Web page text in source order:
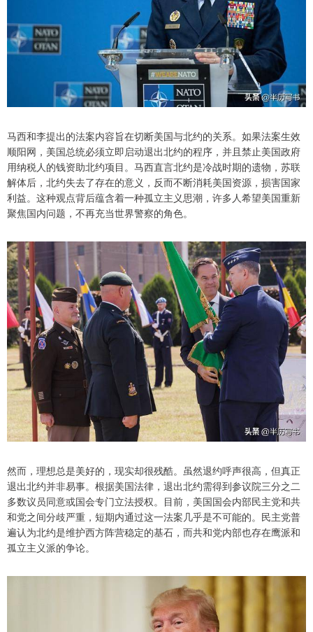
马西和李提出的法案内容旨在切断美国与北约的关系。如果法案生效
顺阳网，美国总统必须立即启动退出北约的程序，并且禁止美国政府
用纳税人的钱资助北约项目。马西直言北约是冷战时期的遗物，苏联
解体后，北约失去了存在的意义，反而不断消耗美国资源，损害国家
利益。这种观点背后蕴含着一种孤立主义思潮，许多人希望美国重新
聚焦国内问题，不再充当世界警察的角色。
然而，理想总是美好的，现实却很残酷。虽然退约呼声很高，但真正
退出北约并非易事。根据美国法律，退出北约需得到参议院三分之二
多数议员同意或国会专门立法授权。目前，美国国会内部民主党和共
和党之间分歧严重，短期内通过这一法案几乎是不可能的。民主党普
遍认为北约是维护西方阵营稳定的基石，而共和党内部也存在鹰派和
孤立主义派的争论。